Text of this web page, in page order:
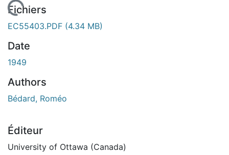
En cours de chargement...
Fichiers
EC55403.PDF (4.34 MB)
Date
1949
Authors
Bédard, Roméo
Éditeur
University of Ottawa (Canada)